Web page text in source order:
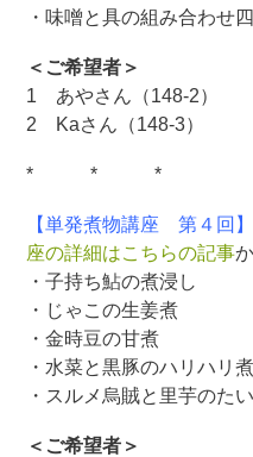
・味噌と具の組み合わせ
＜ご希望者＞
1 あやさん（148-2）
2 Kaさん（148-3）
* * *
【単発煮物講座 第４回】
座の詳細はこちらの記事
・子持ち鮎の煮浸し
・じゃこの生姜煮
・金時豆の甘煮
・水菜と黒豚のハリハリ煮
・スルメ烏賊と里芋のた
＜ご希望者＞